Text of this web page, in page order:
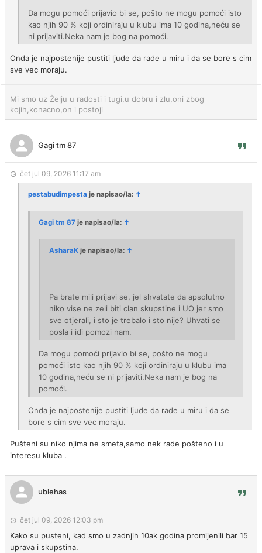
Da mogu pomoći prijavio bi se, pošto ne mogu pomoći isto
kao njih 90 % koji ordiniraju u klubu ima 10 godina,neću se
ni prijaviti.Neka nam je bog na pomoći.
Onda je najpostenije pustiti ljude da rade u miru i da se bore s cim
sve vec moraju.
Mi smo uz Želju u radosti i tugi,u dobru i zlu,oni zbog
kojih,konacno,on i postoji
Gagi tm 87
čet jul 09, 2026 11:17 am
pestabudimpesta je napisao/la: ↑
Gagi tm 87 je napisao/la: ↑
AsharaK je napisao/la: ↑
Pa brate mili prijavi se, jel shvatate da apsolutno
niko vise ne zeli biti clan skupstine i UO jer smo
sve otjerali, i sto je trebalo i sto nije? Uhvati se
posla i idi pomozi nam.
Da mogu pomoći prijavio bi se, pošto ne mogu
pomoći isto kao njih 90 % koji ordiniraju u klubu ima
10 godina,neću se ni prijaviti.Neka nam je bog na
pomoći.
Onda je najpostenije pustiti ljude da rade u miru i da se
bore s cim sve vec moraju.
Pušteni su niko njima ne smeta,samo nek rade pošteno i u
interesu kluba .
ublehas
čet jul 09, 2026 12:03 pm
Kako su pusteni, kad smo u zadnjih 10ak godina promijenili bar 15
uprava i skupstina.